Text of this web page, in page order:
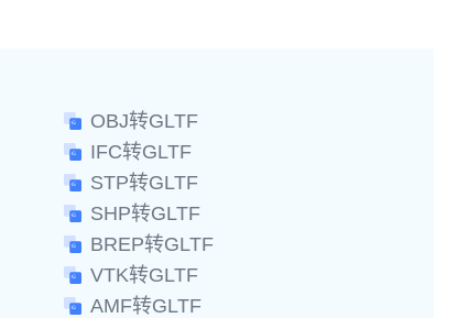
OBJ转GLTF
IFC转GLTF
STP转GLTF
SHP转GLTF
BREP转GLTF
VTK转GLTF
AMF转GLTF